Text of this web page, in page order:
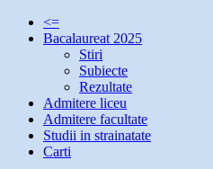
<=
Bacalaureat 2025
Stiri
Subiecte
Rezultate
Admitere liceu
Admitere facultate
Studii in strainatate
Carti